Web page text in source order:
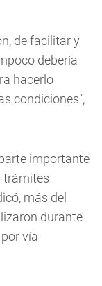
de facilitar y
debería
hacerlo
condiciones",
importante
trámites
más del
durante
vía